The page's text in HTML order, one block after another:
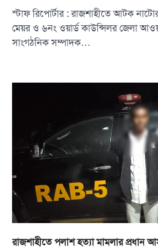
স্টাফ রিপোর্টার : রাজশাহীতে আটক
মেয়র ও ৬নং ওয়ার্ড কাউন্সিলর জেলা
সাংগঠনিক সম্পাদক…
রাজশাহীতে পলাশ হত্যা মামলার প্রধান